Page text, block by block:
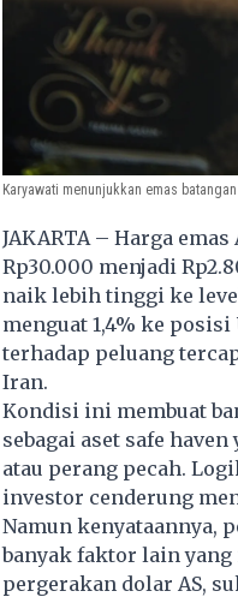
Karyawati menunjukkan emas
JAKARTA – Harga
Rp30.000 menjadi
naik lebih tinggi ke
menguat 1,4% ke
terhadap peluang
Iran.
Kondisi ini membuat
sebagai aset safe
atau perang pecah.
investor cenderung
Namun kenyataannya,
banyak faktor lain
pergerakan dolar AS,